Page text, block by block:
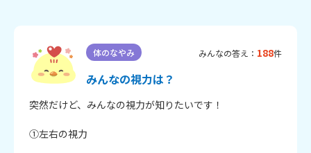
体のなやみ みんなの答え： 188件
みんなの視力は？
突然だけど、みんなの視力が知りたいです！
①左右の視力